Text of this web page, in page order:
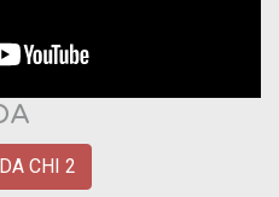
CHI 2